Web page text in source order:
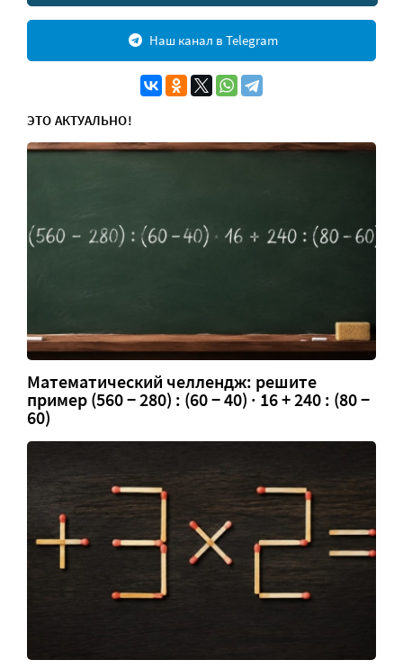
Наш канал в Telegram
ЭТО АКТУАЛЬНО!
Математический челлендж: решите
пример (560 − 280) : (60 − 40) · 16 + 240 : (80 −
60)